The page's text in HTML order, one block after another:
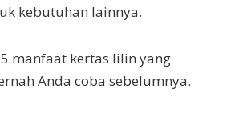
kebutuhan lainnya.
manfaat kertas lilin yang
Anda coba sebelumnya.